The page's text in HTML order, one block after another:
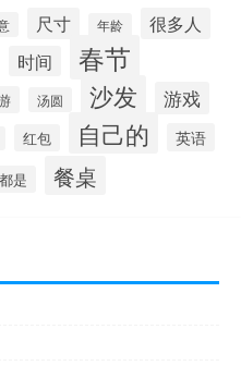
尺寸 年龄 很多人
时间 春节
汤圆 沙发 游戏
红包 自己的 英语
都是 餐桌